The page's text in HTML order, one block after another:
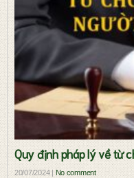
Quy định pháp lý về từ
20/07/2024 |No comment